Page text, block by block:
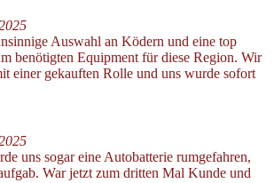
Auswahl an Ködern und eine top
benötigten Equipment für diese Region. Wir
einer gekauften Rolle und uns wurde sofort
uns sogar eine Autobatterie rumgefahren,
War jetzt zum dritten Mal Kunde und